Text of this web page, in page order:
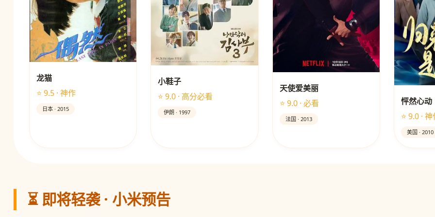
龙猫
⭐ 9.5 · 神作
日本 · 2015
小鞋子
⭐ 9.0 · 高分必看
伊朗 · 1997
天使爱美丽
⭐ 9.0 · 必看
法国 · 2013
怦然心动
⭐ 9.0 ·
美国 · 2010
⏳ 即将轻袭 · 小米预告